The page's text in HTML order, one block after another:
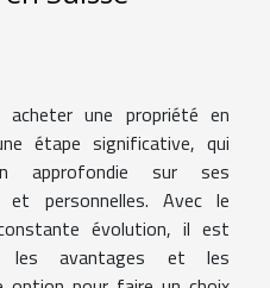
une propriété en
étape significative, qui
approfondie sur ses
et personnelles. Avec le
évolution, il est
les avantages et les